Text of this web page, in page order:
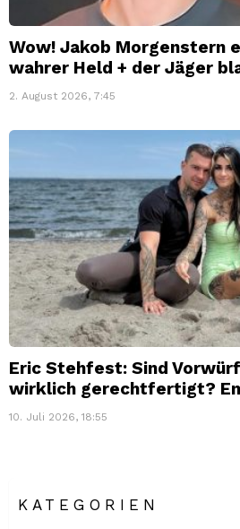
Wow! Jakob Morgenstern
wahrer Held + der Jäger
2. August 2026, 7:45
Eric Stehfest: Sind
wirklich gerechtfertigt?
10. Juli 2026, 18:55
KATEGORIEN